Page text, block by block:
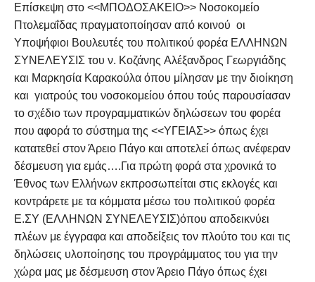
Επίσκεψη στο <<ΜΠΟΔΟΣΑΚΕΙΟ>> Νοσοκομείο
Πτολεμαΐδας πραγματοποίησαν από κοινού οι
Υποψήφιοι Βουλευτές του πολιτικού φορέα ΕΛΛΗΝΩΝ
ΣΥΝΕΛΕΥΣΙΣ του ν. Κοζάνης Αλέξανδρος Γεωργιάδης
και Μαρκησία Καρακούλα όπου μίλησαν με την διοίκηση
και γιατρούς του νοσοκομείου όπου τούς παρουσίασαν
το σχέδιο των προγραμματικών δηλώσεων του φορέα
που αφορά το σύστημα της <<ΥΓΕΙΑΣ>> όπως έχει
κατατεθεί στον Άρειο Πάγο και αποτελεί όπως ανέφεραν
δέσμευση για εμάς….Για πρώτη φορά στα χρονικά το
Έθνος των Ελλήνων εκπροσωπείται στις εκλογές και
κοντράρετε με τα κόμματα μέσω του πολιτικού φορέα
Ε.ΣΥ (ΕΛΛΗΝΩΝ ΣΥΝΕΛΕΥΣΙΣ)όπου αποδεικνύει
πλέων με έγγραφα και αποδείξεις τον πλούτο του και τις
δηλώσεις υλοποίησης του προγράμματος του για την
χώρα μας με δέσμευση στον Άρειο Πάγο όπως έχει